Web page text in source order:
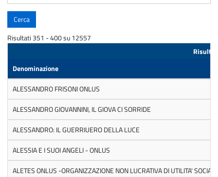
Risultati 351 - 400 su 12557
Denominazione
ALESSANDRO FRISONI ONLUS
ALESSANDRO GIOVANNINI, IL GIOVA CI SORRIDE
ALESSANDRO: IL GUERRIUERO DELLA LUCE
ALESSIA E I SUOI ANGELI - ONLUS
ALETES ONLUS -ORGANIZZAZIONE NON LUCRATIVA DI UTILITA'